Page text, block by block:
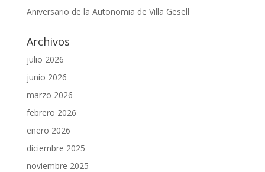
Aniversario de la Autonomia de Villa Gesell
Archivos
julio 2026
junio 2026
marzo 2026
febrero 2026
enero 2026
diciembre 2025
noviembre 2025